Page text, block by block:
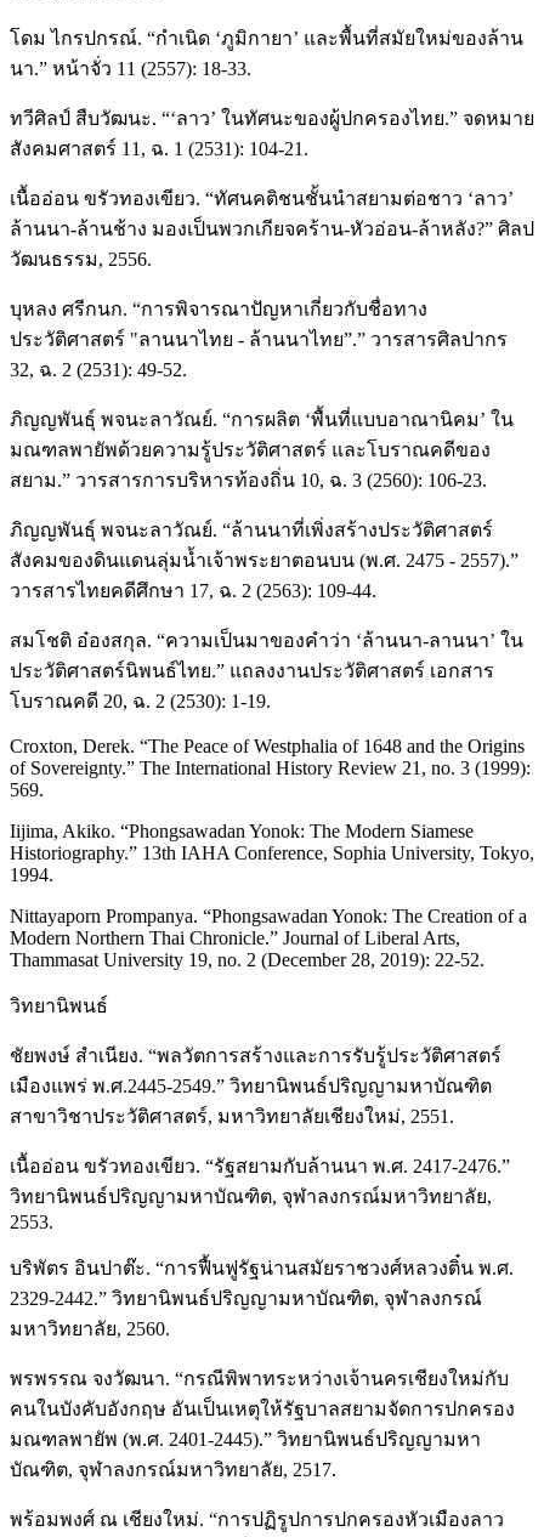
โดม ไกรปกรณ์. “กําเนิด ‘ภูมิกายา’ และพื้นที่สมัยใหม่ของล้าน
นา.” หน้าจั่ว 11 (2557): 18-33.
ทวีศิลป์ สืบวัฒนะ. “‘ลาว’ ในทัศนะของผู้ปกครองไทย.” จดหมาย
สังคมศาสตร์ 11, ฉ. 1 (2531): 104-21.
เนื้ออ่อน ขรัวทองเขียว. “ทัศนคติชนชั้นนำสยามต่อชาว ‘ลาว’
ล้านนา-ล้านช้าง มองเป็นพวกเกียจคร้าน-หัวอ่อน-ล้าหลัง?” ศิลป
วัฒนธรรม, 2556.
บุหลง ศรีกนก. “การพิจารณาปัญหาเกี่ยวกับชื่อทาง
ประวัติศาสตร์ "ลานนาไทย - ล้านนาไทย”.” วารสารศิลปากร
32, ฉ. 2 (2531): 49-52.
ภิญญพันธุ์ พจนะลาวัณย์. “การผลิต ‘พื้นที่แบบอาณานิคม’ ใน
มณฑลพายัพด้วยความรู้ประวัติศาสตร์ และโบราณคดีของ
สยาม.” วารสารการบริหารท้องถิ่น 10, ฉ. 3 (2560): 106-23.
ภิญญพันธุ์ พจนะลาวัณย์. “ล้านนาที่เพิ่งสร้างประวัติศาสตร์
สังคมของดินแดนลุ่มน้ำเจ้าพระยาตอนบน (พ.ศ. 2475 - 2557).”
วารสารไทยคดีศึกษา 17, ฉ. 2 (2563): 109-44.
สมโชติ อ๋องสกุล. “ความเป็นมาของคำว่า ‘ล้านนา-ลานนา’ ใน
ประวัติศาสตร์นิพนธ์ไทย.” แถลงงานประวัติศาสตร์ เอกสาร
โบราณคดี 20, ฉ. 2 (2530): 1-19.
Croxton, Derek. “The Peace of Westphalia of 1648 and the Origins
of Sovereignty.” The International History Review 21, no. 3 (1999):
569.
Iijima, Akiko. “Phongsawadan Yonok: The Modern Siamese
Historiography.” 13th IAHA Conference, Sophia University, Tokyo,
1994.
Nittayaporn Prompanya. “Phongsawadan Yonok: The Creation of a
Modern Northern Thai Chronicle.” Journal of Liberal Arts,
Thammasat University 19, no. 2 (December 28, 2019): 22-52.
วิทยานิพนธ์
ชัยพงษ์ สำเนียง. “พลวัตการสร้างและการรับรู้ประวัติศาสตร์
เมืองแพร่ พ.ศ.2445-2549.” วิทยานิพนธ์ปริญญามหาบัณฑิต
สาขาวิชาประวัติศาสตร์, มหาวิทยาลัยเชียงใหม่, 2551.
เนื้ออ่อน ขรัวทองเขียว. “รัฐสยามกับล้านนา พ.ศ. 2417-2476.”
วิทยานิพนธ์ปริญญามหาบัณฑิต, จุฬาลงกรณ์มหาวิทยาลัย,
2553.
บริพัตร อินปาต๊ะ. “การฟื้นฟูรัฐน่านสมัยราชวงศ์หลวงติ๋น พ.ศ.
2329-2442.” วิทยานิพนธ์ปริญญามหาบัณฑิต, จุฬาลงกรณ์
มหาวิทยาลัย, 2560.
พรพรรณ จงวัฒนา. “กรณีพิพาทระหว่างเจ้านครเชียงใหม่กับ
คนในบังคับอังกฤษ อันเป็นเหตุให้รัฐบาลสยามจัดการปกครอง
มณฑลพายัพ (พ.ศ. 2401-2445).” วิทยานิพนธ์ปริญญามหา
บัณฑิต, จุฬาลงกรณ์มหาวิทยาลัย, 2517.
พร้อมพงศ์ ณ เชียงใหม่. “การปฏิรูปการปกครองหัวเมืองลาว